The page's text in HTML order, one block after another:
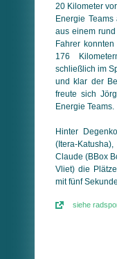
20 Kilometer
Energie
aus einem
Fahrer
176
schließlich im
und klar der
freute sich
Energie Teams.
Hinter
(Itera-
Claude (BBox
Vliet) die
mit fünf
siehe